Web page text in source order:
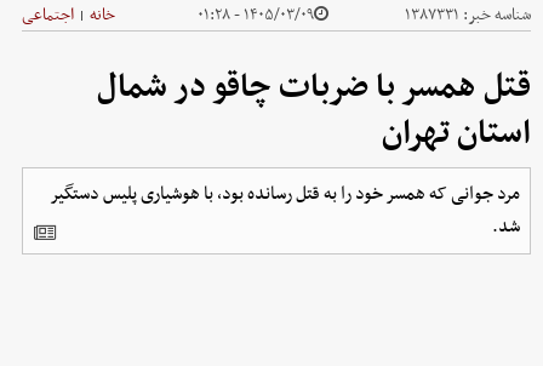
شناسه خبر: ۱۳۸۷۳۳۱ ۱۴۰۵/۰۳/۰۹ - ۰۱:۲۸ خانه | اجتماعی
قتل همسر با ضربات چاقو در شمال
استان تهران
مرد جوانی که همسر خود را به قتل رسانده بود، با هوشیاری پلیس دستگیر
شد.